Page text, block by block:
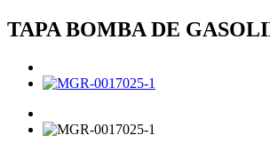
TAPA BOMBA DE